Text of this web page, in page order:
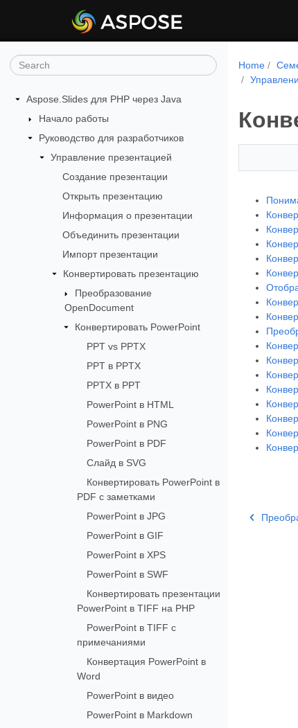
Aspose.Slides для PHP через Java
Начало работы
Руководство для разработчиков
Управление презентацией
Создание презентации
Открыть презентацию
Информация о презентации
Объединить презентации
Импорт презентации
Конвертировать презентацию
Преобразование
OpenDocument
Конвертировать PowerPoint
PPT vs PPTX
PPT в PPTX
PPTX в PPT
PowerPoint в HTML
PowerPoint в PNG
PowerPoint в PDF
Слайд в SVG
Конвертировать PowerPoint в
PDF с заметками
PowerPoint в JPG
PowerPoint в GIF
PowerPoint в XPS
PowerPoint в SWF
Конвертировать презентации
PowerPoint в TIFF на PHP
PowerPoint в TIFF с
примечаниями
Конвертация PowerPoint в
Word
PowerPoint в видео
PowerPoint в Markdown
Home